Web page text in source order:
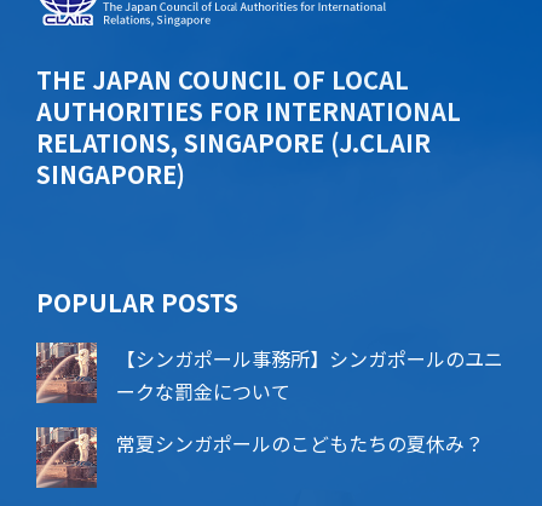
THE JAPAN COUNCIL OF LOCAL
AUTHORITIES FOR INTERNATIONAL
RELATIONS, SINGAPORE (J.CLAIR
SINGAPORE)
POPU​​LAR POSTS
【シンガポール事務所】シンガポールのユニ
ークな罰金について
常夏シンガポールのこどもたちの夏休み？